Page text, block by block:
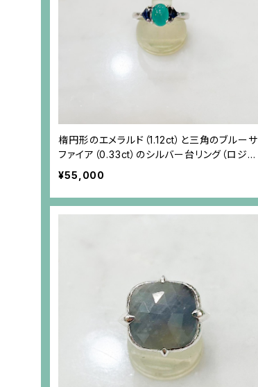
楕円形のエメラルド（1.12ct）と三角のブルーサ
ファイア（0.33ct）のシルバー台リング（ロジウ
ムメッキ）
¥55,000